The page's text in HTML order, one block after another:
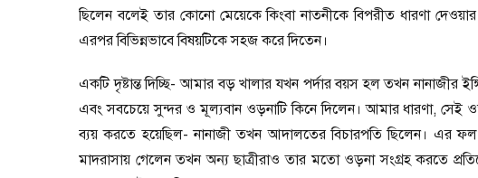
ছিলেন বলেই তার কোনো মেয়েকে কিংবা নাতনীকে বিপরীত ধারণা দেওয়ার
এরপর বিভিন্নভাবে বিষয়টিকে সহজ করে দিতেন।
একটি দৃষ্টান্ত দিচ্ছি-আমার বড় খালার যখন পর্দার বয়স হল তখন নানাজীর
এবং সবচেয়ে সুন্দর ও মূল্যবান ওড়নাটি কিনে দিলেন। আমার ধারণা,সেই
ব্যয় করতে হয়েছিল-নানাজী তখন আদালতের বিচারপতি ছিলেন। এর
মাদরাসায় গেলেন তখন অন্য ছাত্রীরাও তার মতো ওড়না সংগ্রহ করতে